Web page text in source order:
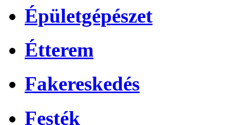
Épületgépészet
Étterem
Fakereskedés
Festék